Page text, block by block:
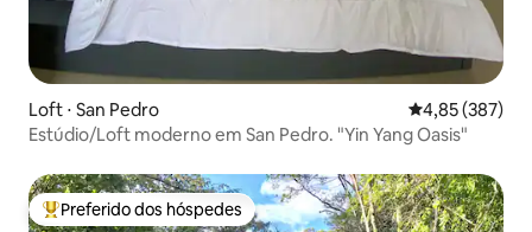
Loft ⋅ San Pedro 4,85 de uma
4,85 (387)
Estúdio/Loft moderno em San Pedro. "Yin Yang Oasis"
Entre os melhores preferidos dos hóspedes
Preferido dos hóspedes